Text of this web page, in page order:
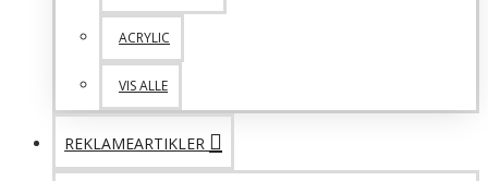
ACRYLIC
VIS ALLE
REKLAMEARTIKLER